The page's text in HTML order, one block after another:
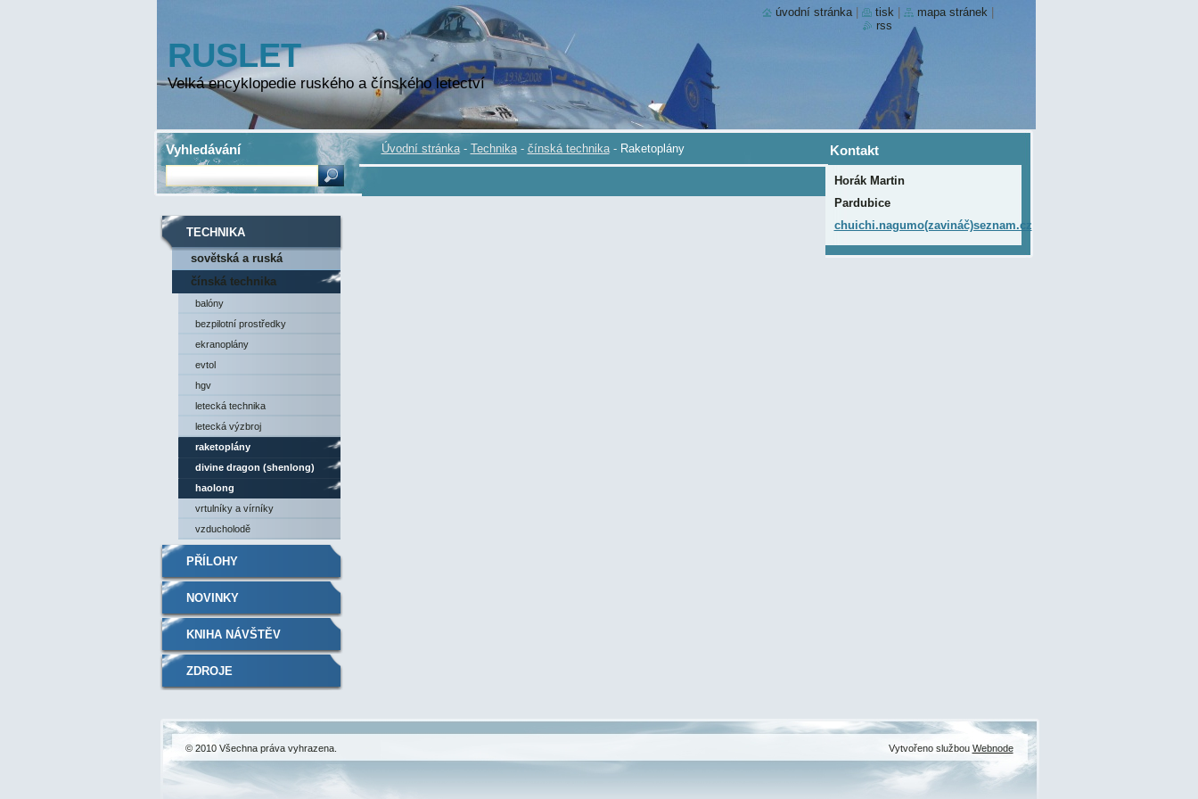
RUSLET
Velká encyklopedie ruského a čínského letectví
Úvodní stránka - Technika - čínská technika - Raketoplány
TECHNIKA
sovětská a ruská
technika
čínská technika
balóny
bezpilotní prostředky
ekranoplány
evtol
hgv
letecká technika
letecká výzbroj
raketoplány
divine dragon (shenlong)
haolong
vrtulníky a vírníky
vzducholodě
PŘÍLOHY
NOVINKY
KNIHA NÁVŠTĚV
ZDROJE
Kontakt
Horák Martin
Pardubice
chuichi.nagumo(zavináč)seznam.cz
Vyhledávání
úvodní stránka tisk mapa stránek
rss
© 2010 Všechna práva vyhrazena. Vytvořeno službou Webnode